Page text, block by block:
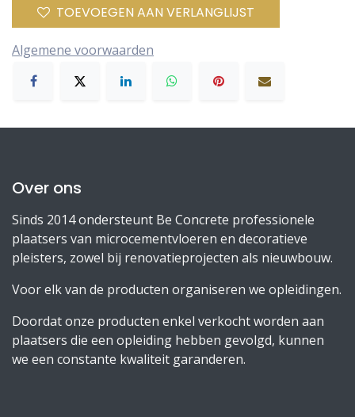
TOEVOEGEN AAN VERLANGLIJST
Algemene voorwaarden
Over ons
Sinds 2014 ondersteunt Be Concrete professionele
plaatsers van microcementvloeren en decoratieve
pleisters, zowel bij renovatieprojecten als nieuwbouw.
Voor elk van de producten organiseren we opleidingen.
Doordat onze producten enkel verkocht worden aan
plaatsers die een opleiding hebben gevolgd, kunnen
we een constante kwaliteit garanderen.